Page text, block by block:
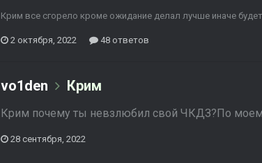
Крим все сгорело кроме ожидание делал лучше иначе
2 октября, 2022 48 ответов
vo1den Крим
Крим почему ты невзлюбил свой ЧКДЗ?По
28 сентября, 2022